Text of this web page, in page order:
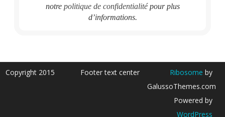
notre politique de confidentialitépour plus
d’informations.
Copyright 2015 Footer text center Ribosome by
GalussoThemes.com
Powered by
WordPress